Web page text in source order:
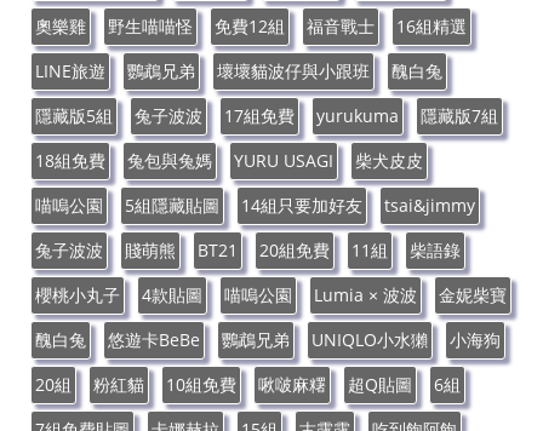
奧樂雞
野生喵喵怪 免費12組 福音戰士
16組精選
LINE旅遊
鸚鵡兄弟 壞壞貓波仔與小跟班
醜白兔
隱藏版5組
兔子波波 17組免費 yurukuma
隱藏版7組
18組免費
兔包與兔媽 YURU USAGI
柴犬皮皮
喵嗚公園
5組隱藏貼圖 14組只要加好友
tsai&jimmy
兔子波波
賤萌熊 BT21 20組免費 11組
柴語錄
櫻桃小丸子
4款貼圖 喵嗚公園 Lumia × 波波
金妮柴寶
醜白兔
悠遊卡BeBe 鸚鵡兄弟 UNIQLO小水獺
小海狗
20組
粉紅貓 10組免費 啾啵麻糬 超Q貼圖
6組